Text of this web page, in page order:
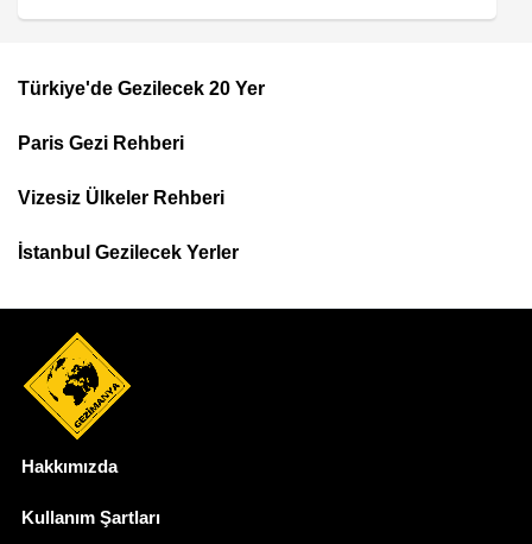
Top
Menu
Türkiye'de Gezilecek 20 Yer
Paris Gezi Rehberi
Vizesiz Ülkeler Rehberi
İstanbul Gezilecek Yerler
Hakkımızda
Kullanım Şartları